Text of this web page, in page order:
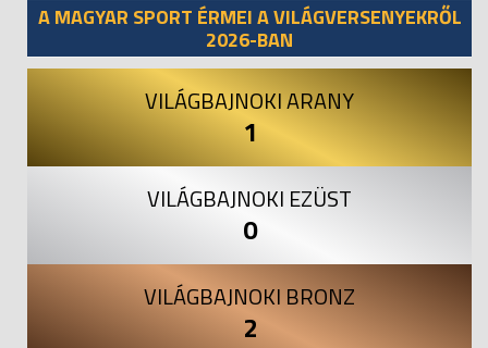
A MAGYAR SPORT ÉRMEI A VILÁGVERSENYEKRŐL
2026-BAN
VILÁGBAJNOKI ARANY
1
VILÁGBAJNOKI EZÜST
0
VILÁGBAJNOKI BRONZ
2